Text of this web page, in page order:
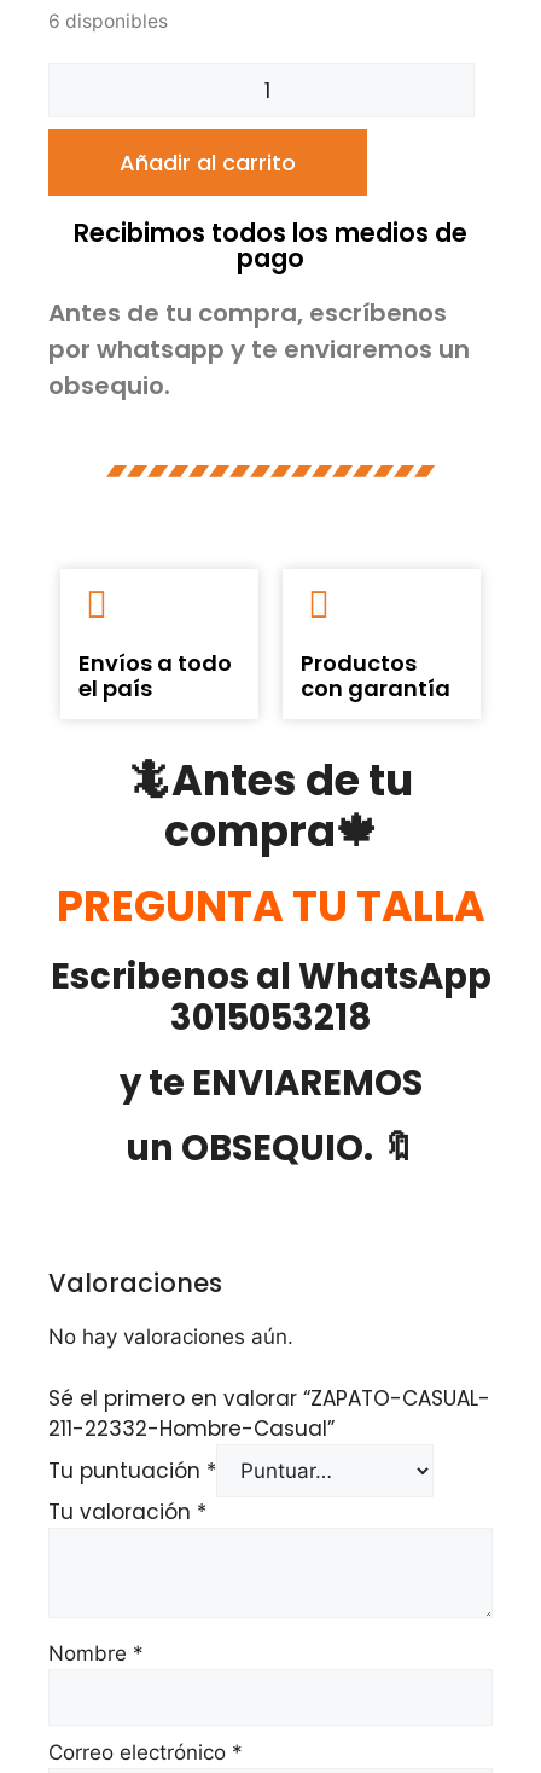
6 disponibles
Añadir al carrito
Recibimos todos los medios de
pago
Antes de tu compra, escríbenos
por whatsapp y te enviaremos un
obsequio.
Envíos a todo
el país
Productos
con garantía
🦎Antes de tu
compra🍁
PREGUNTA TU TALLA
Escribenos al WhatsApp
3015053218
y te ENVIAREMOS
un OBSEQUIO. 🔖
Valoraciones
No hay valoraciones aún.
Sé el primero en valorar “ZAPATO-CASUAL-
211-22332-Hombre-Casual”
Tu puntuación *
Tu valoración *
Nombre *
Correo electrónico *